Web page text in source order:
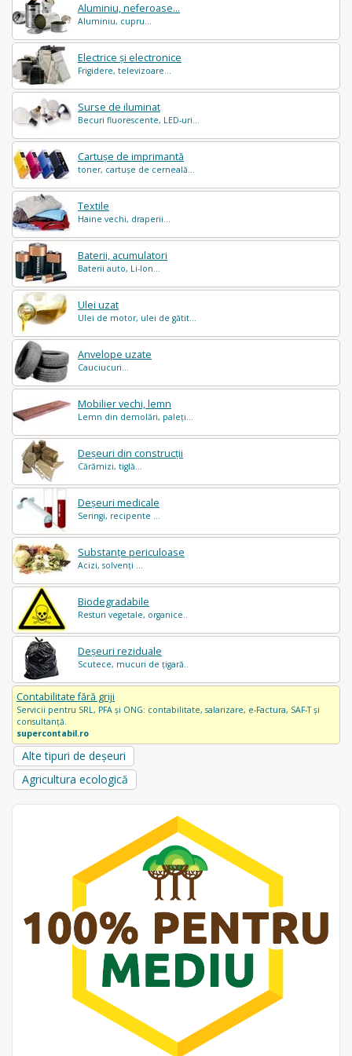
Aluminiu, neferoase...
Aluminiu, cupru...
Electrice și electronice
Frigidere, televizoare...
Surse de iluminat
Becuri fluorescente, LED-uri...
Cartușe de imprimantă
toner, cartușe de cerneală...
Textile
Haine vechi, draperii...
Baterii, acumulatori
Baterii auto, Li-Ion...
Ulei uzat
Ulei de motor, ulei de gătit...
Anvelope uzate
Cauciucuri...
Mobilier vechi, lemn
Lemn din demolări, paleți...
Deșeuri din construcții
Cărămizi, tiglă...
Deșeuri medicale
Seringi, recipente ...
Substanțe periculoase
Acizi, solvenți ...
Biodegradabile
Resturi vegetale, organice..
Deșeuri reziduale
Scutece, mucuri de țigară..
Contabilitate fără griji
Servicii pentru SRL, PFA și ONG: contabilitate, salarizare, e-Factura, SAF-T și
consultanță.
supercontabil.ro
Alte tipuri de deșeuri
Agricultura ecologică